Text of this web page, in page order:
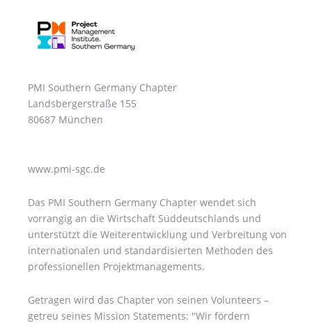
PMI Southern Germany Chapter
Landsbergerstraße 155
80687 München
www.pmi-sgc.de
Das PMI Southern Germany Chapter wendet sich
vorrangig an die Wirtschaft Süddeutschlands und
unterstützt die Weiterentwicklung und Verbreitung von
internationalen und standardisierten Methoden des
professionellen Projektmanagements.
Getragen wird das Chapter von seinen Volunteers –
getreu seines Mission Statements: "Wir fördern